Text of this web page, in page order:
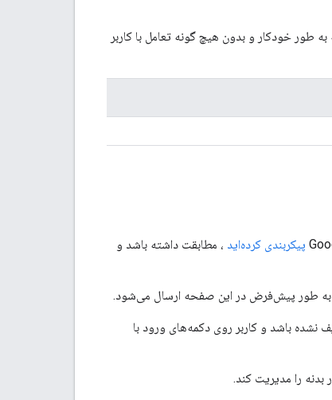
طور خودکار و بدون هیچ گونه تعامل با کاربر
پیکربندی کرده‌اید ، مطابقت داشته باشد و
به طور پیش‌فرض در این صفحه ارسال می‌شود.
نشده باشد و کاربر روی دکمه‌های ورود با
بدنه را مدیریت کند.